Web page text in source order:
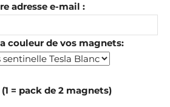
adresse e-mail :
couleur de vos magnets:
= pack de 2 magnets)